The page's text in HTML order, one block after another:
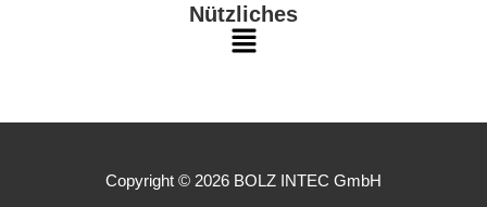
Menu
Nützliches
Main
Copyright © 2026 BOLZ INTEC GmbH